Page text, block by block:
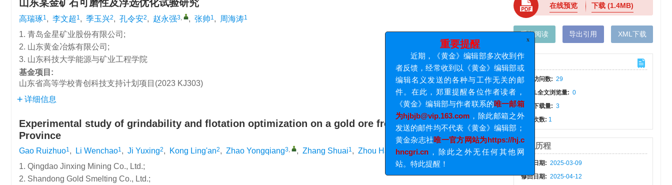
山东某金矿石可磨性及浮选优化试验研究
高瑞琢1, 李文超 1, 季玉兴2, 孔令安2, 赵永强3, , 张帅1, 周海涛1
1. 青岛金星矿业股份有限公司;
2. 山东黄金冶炼有限公司;
3. 山东科技大学能源与矿业工程学院
基金项目:
山东省高等学校青创科技支持计划项目(2023 KJ303)
详细信息
Experimental study of grindability and flotation optimization on a gold ore from Shandong
Province
Gao Ruizhuo1, Li Wenchao1, Ji Yuxing2, Kong Ling'an2, Zhao Yongqiang3, , Zhang Shuai1, Zhou Haitao1
1. Qingdao Jinxing Mining Co., Ltd.;
2. Shandong Gold Smelting Co., Ltd.;
在线预览 下载(1.4MB)
手机阅读 导出引用 XML下载
计量
文章访问数: 29
HTML全文浏览量: 0
PDF下载量: 3
被引次数: 1
出版历程
收稿日期: 2025-03-09
修回日期: 2025-04-12
重要提醒
近期，《黄金》编辑部多次收到作
者反馈，经常收到以《黄金》编辑部或
编辑名义发送的各种与工作无关的邮
件。在此，郑重提醒各位作者读者，
《黄金》编辑部与作者联系的 唯一邮箱
为hjbjb@vip.163.com，除此邮箱之外
发送的邮件均不代表《黄金》编辑部；
黄金杂志社唯一官方网站为https://hj.c
hncgri.cn，除此之外无任何其他网
站。特此提醒！